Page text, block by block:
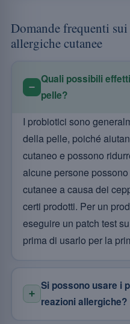
Domande frequenti
allergiche cutanee
Quali possibili
pelle?
I probiotici sono
della pelle, poiché
cutaneo e possono
alcune persone
cutanee a causa dei
certi prodotti. Per un
eseguire un patch test
prima di usarlo per la
Si possono usare i
reazioni allergiche?